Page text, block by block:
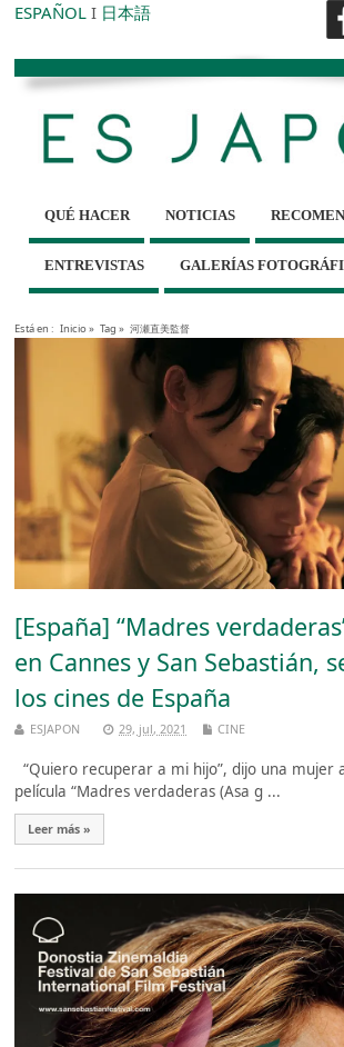
ESPAÑOL I 日本語
QUÉ HACER NOTICIAS
ENTREVISTAS GALERÍAS
Está en : Inicio» Tag » 河瀬直美監督
[España] “Madres
en Cannes y San Sebastián,
los cines de España
ESJAPON 29, jul, 2021 CINE
“Quiero recuperar a mi hijo”, dijo una
película “Madres verdaderas (Asa g ...
Leer más »